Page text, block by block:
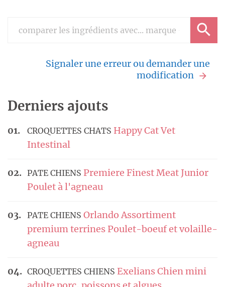
Signaler une erreur ou demander une
modification
Derniers ajouts
CROQUETTES CHATS Happy Cat Vet
Intestinal
PATE CHIENS Premiere Finest Meat Junior
Poulet à l'agneau
PATE CHIENS Orlando Assortiment
premium terrines Poulet-boeuf et volaille-
agneau
CROQUETTES CHIENS Exelians Chien mini